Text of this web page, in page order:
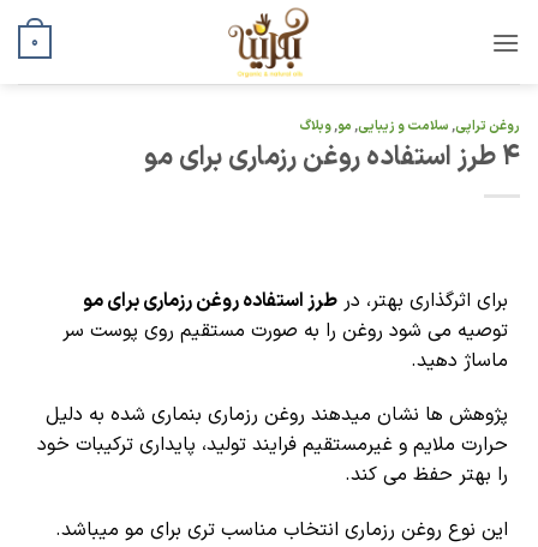
0
روغن تراپی,سلامت و زیبایی,مو,وبلاگ
4 طرز استفاده روغن رزماری برای مو
برای اثرگذاری بهتر، در طرز استفاده روغن رزماری برای مو
توصیه می شود روغن را به صورت مستقیم روی پوست سر
ماساژ دهید.
پژوهش ها نشان میدهند روغن رزماری بنماری شده به دلیل
حرارت ملایم و غیرمستقیم فرایند تولید، پایداری ترکیبات خود
را بهتر حفظ می کند.
این نوع روغن رزماری انتخاب مناسب تری برای مو میباشد.